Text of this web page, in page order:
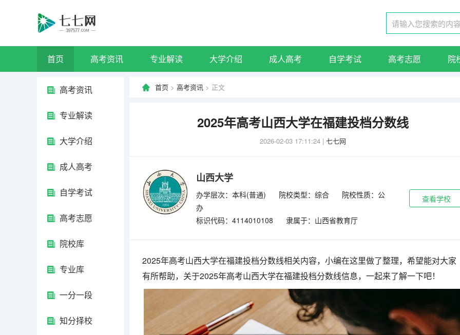
首页 高考资讯 专业解读 大学介绍 成人高考 自学考试 高考志愿 院
高考资讯
专业解读
大学介绍
成人高考
自学考试
高考志愿
院校库
专业库
一分一段
知分择校
首页 > 高考资讯 > 正文
2025年高考山西大学在福建投档分数线
2026-02-03 17:11:24 | 七七网
山西大学
办学层次：本科(普通) 院校类型：综合
院校性质：公
办
标识代码：4114010108
隶属于：山西省教育厅
查看学校
2025年高考山西大学在福建投档分数线相关内容，小编在这里做了整理，希望能对大家
有所帮助，关于2025年高考山西大学在福建投档分数线信息，一起来了解一下吧！